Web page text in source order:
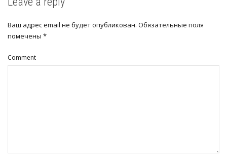
Ваш адрес email не будет опубликован. Обязательные поля
помечены *
Comment